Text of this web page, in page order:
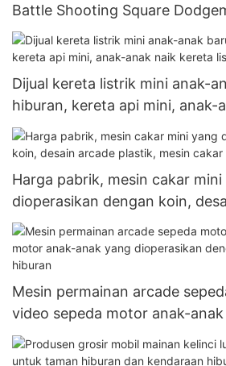
Battle Shooting Square
Dijual kereta listrik mini anak-
hiburan, kereta api mini, anak-
listrik, untuk dijual
Harga pabrik, mesin cakar mini
dioperasikan dengan koin,
mesin cakar derek mini untuk
Mesin permainan arcade
video sepeda motor anak-
dioperasikan dengan koin